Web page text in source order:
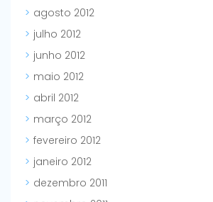
agosto 2012
julho 2012
junho 2012
maio 2012
abril 2012
março 2012
fevereiro 2012
janeiro 2012
dezembro 2011